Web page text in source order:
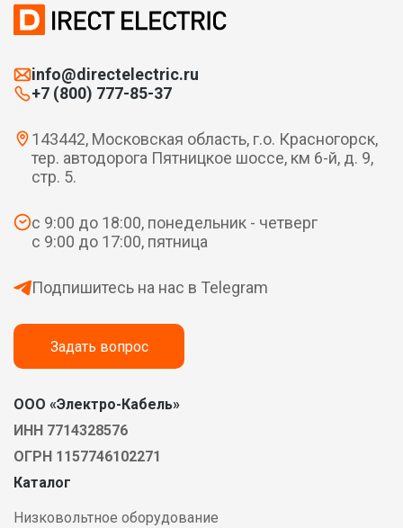
info@directelectric.ru
+7 (800) 777-85-37
143442, Московская область, г.о. Красногорск,
тер. автодорога Пятницкое шоссе, км 6-й, д. 9,
стр. 5.
с 9:00 до 18:00, понедельник - четверг
с 9:00 до 17:00, пятница
Подпишитесь на нас в Telegram
Задать вопрос
ООО «Электро-Кабель»
ИНН 7714328576
ОГРН 1157746102271
Каталог
Низковольтное оборудование